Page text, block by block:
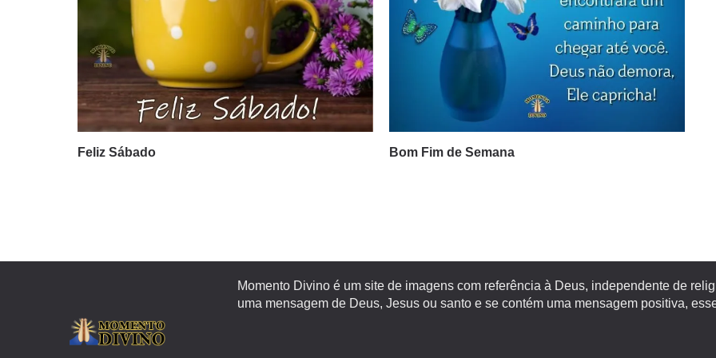
Feliz Sábado Bom Fim de Semana
Momento Divino é um site de imagens com referência à Deus, independente de
uma mensagem de Deus, Jesus ou santo e se contém uma mensagem positiva,